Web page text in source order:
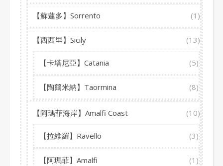
【蘇蓮多】Sorrento (1)
【西西里】Sicily (13)
【卡塔尼亞】Catania (5)
【陶爾米納】Taormina (8)
【阿瑪菲海岸】Amalfi Coast (10)
【拉維羅】Ravello (3)
【阿瑪菲】Amalfi (1)